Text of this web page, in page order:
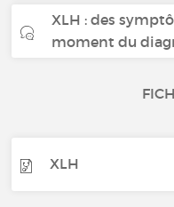
XLH : des
moment du
XLH